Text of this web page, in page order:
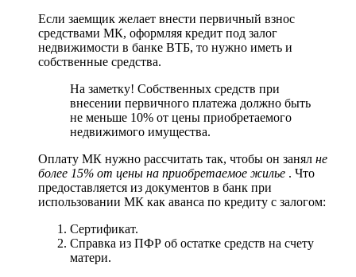
Если заемщик желает внести первичный взнос
средствами МК, оформляя кредит под залог
недвижимости в банке ВТБ, то нужно иметь и
собственные средства.
На заметку! Собственных средств при
внесении первичного платежа должно быть
не меньше 10% от цены приобретаемого
недвижимого имущества.
Оплату МК нужно рассчитать так, чтобы он занял не
более 15% от цены на приобретаемое жилье . Что
предоставляется из документов в банк при
использовании МК как аванса по кредиту с залогом:
Сертификат.
Справка из ПФР об остатке средств на счету
матери.